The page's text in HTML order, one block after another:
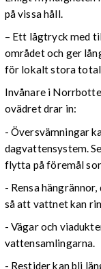
på vissa håll.
– Ett lågtryck med
området och ger
för lokalt stora
Invånare i
ovädret drar in:
- Översvämningar
dagvattensystem.
flytta på föremål
- Rensa
så att vattnet kan
- Vägar och
vattensamlingarna.
- Restider kan bli